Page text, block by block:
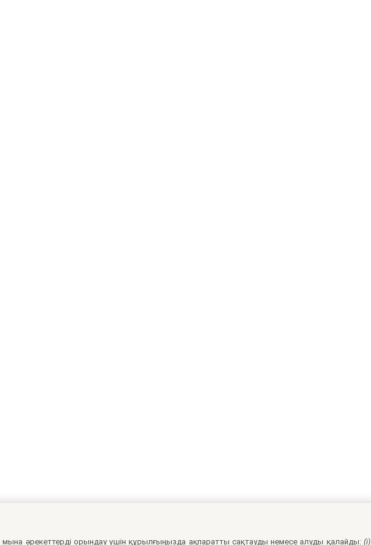
мына әрекеттерді орындау үшін құрылғыңызда ақпаратты сақтауды немесе алуды қалайды:(i)